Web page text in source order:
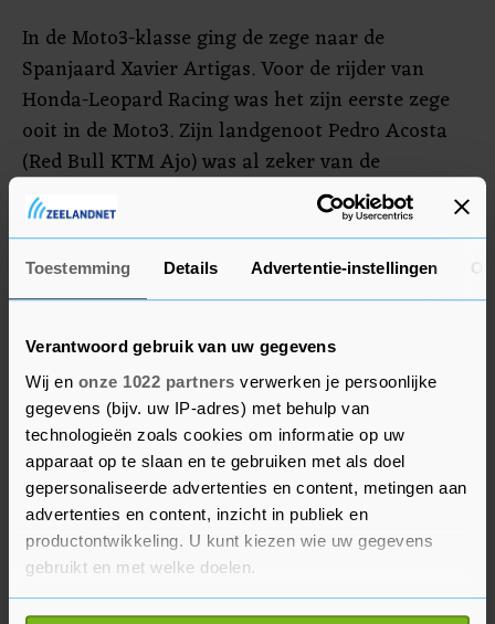
Toestemming Details Advertentie-instellingen
Verantwoord gebruik van uw gegevens
Wij en onze 1022 partners verwerken je persoonlijke
gegevens (bijv. uw IP-adres) met behulp van
technologieën zoals cookies om informatie op uw
apparaat op te slaan en te gebruiken met als doel
gepersonaliseerde advertenties en content, metingen aan
advertenties en content, inzicht in publiek en
productontwikkeling. U kunt kiezen wie uw gegevens
gebruikt en met welke doelen.
Als u het toestaat, willen we ook graag:
In de Moto3-klasse ging de zege naar de
Spanjaard Xavier Artigas. Voor de rijder van
Honda-Leopard Racing was het zijn eerste zege
ooit in de Moto3. Zijn landgenoot Pedro Acosta
(Red Bull KTM Ajo) was al zeker van de
wereldtitel. De 17-jarige Spanjaard kwam zondag
kort voor de finish ten val. Hij blijft in de WK-
stand de Italiaan Dennis Foggia (Honda) en
Sergio García voor.